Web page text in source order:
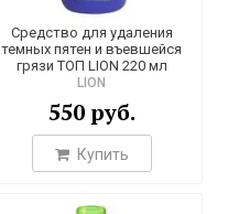
Средство для удаления
темных пятен и въевшейся
грязи ТОП LION 220 мл
LION
550 руб.
Купить